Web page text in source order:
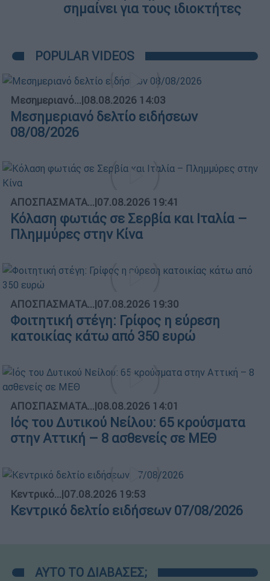
σημαίνει για τους ιδιοκτήτες
POPULAR VIDEOS
Μεσημεριανό...|08.08.2026 14:03
Μεσημεριανό δελτίο ειδήσεων
08/08/2026
ΑΠΟΣΠΑΣΜΑΤΑ...|07.08.2026 19:41
Κόλαση φωτιάς σε Σερβία και Ιταλία –
Πλημμύρες στην Κίνα
ΑΠΟΣΠΑΣΜΑΤΑ...|07.08.2026 19:30
Φοιτητική στέγη: Γρίφος η εύρεση
κατοικίας κάτω από 350 ευρώ
ΑΠΟΣΠΑΣΜΑΤΑ...|08.08.2026 14:01
Ιός του Δυτικού Νείλου: 65 κρούσματα
στην Αττική – 8 ασθενείς σε ΜΕΘ
Κεντρικό...|07.08.2026 19:53
Κεντρικό δελτίο ειδήσεων 07/08/2026
ΑΥΤΟ ΤΟ ΔΙΑΒΑΣΕΣ;